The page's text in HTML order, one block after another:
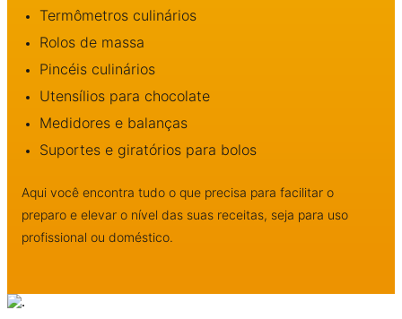
Termômetros culinários
Rolos de massa
Pincéis culinários
Utensílios para chocolate
Medidores e balanças
Suportes e giratórios para bolos
Aqui você encontra tudo o que precisa para facilitar o
preparo e elevar o nível das suas receitas, seja para uso
profissional ou doméstico.